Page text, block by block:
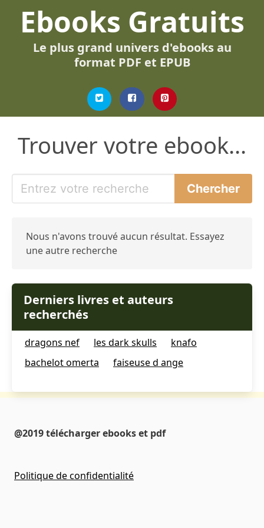
Ebooks Gratuits
Le plus grand univers d'ebooks au
format PDF et EPUB
Trouver votre ebook...
Nous n'avons trouvé aucun résultat. Essayez
une autre recherche
Derniers livres et auteurs
recherchés
dragons nef les dark skulls
knafo
bachelot omerta
faiseuse d ange
@2019 télécharger ebooks et pdf
Politique de confidentialité